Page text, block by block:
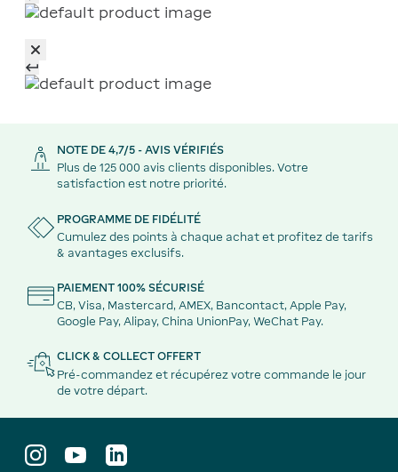
NOTE DE 4,7/5 - AVIS VÉRIFIÉS
Plus de 125 000 avis clients disponibles. Votre
satisfaction est notre priorité.
PROGRAMME DE FIDÉLITÉ
Cumulez des points à chaque achat et profitez de tarifs
& avantages exclusifs.
PAIEMENT 100% SÉCURISÉ
CB, Visa, Mastercard, AMEX, Bancontact, Apple Pay,
Google Pay, Alipay, China UnionPay, WeChat Pay.
CLICK & COLLECT OFFERT
Pré-commandez et récupérez votre commande le jour
de votre départ.